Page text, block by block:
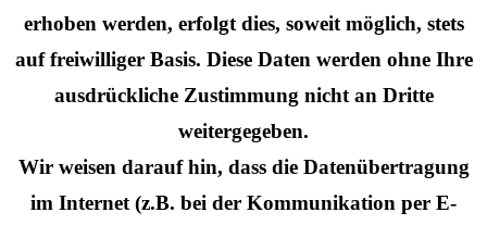
erhoben werden, erfolgt dies, soweit möglich, stets
auf freiwilliger Basis. Diese Daten werden ohne Ihre
ausdrückliche Zustimmung nicht an Dritte
weitergegeben.
Wir weisen darauf hin, dass die Datenübertragung
im Internet (z.B. bei der Kommunikation per E-